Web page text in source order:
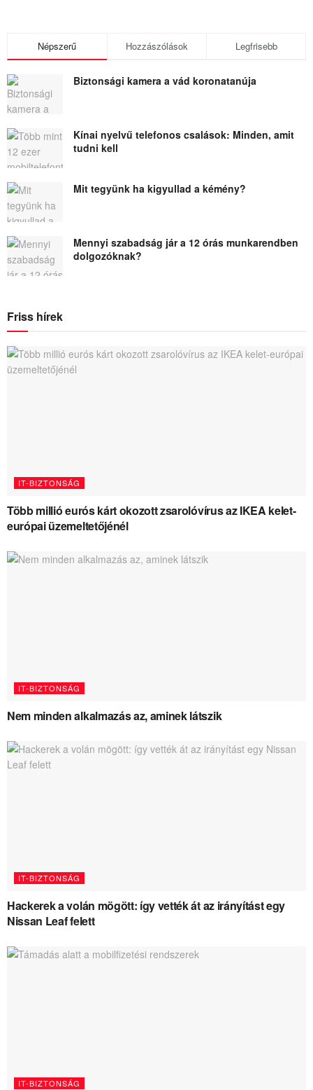
Népszerű Hozzászólások Legfrisebb
Biztonsági kamera a vád koronatanúja
Kínai nyelvű telefonos csalások: Minden, amit
tudni kell
Mit tegyünk ha kigyullad a kémény?
Mennyi szabadság jár a 12 órás munkarendben
dolgozóknak?
Friss hírek
IT-BIZTONSÁG
Több millió eurós kárt okozott zsarolóvírus az IKEA kelet-
európai üzemeltetőjénél
IT-BIZTONSÁG
Nem minden alkalmazás az, aminek látszik
IT-BIZTONSÁG
Hackerek a volán mögött: így vették át az irányítást egy
Nissan Leaf felett
IT-BIZTONSÁG